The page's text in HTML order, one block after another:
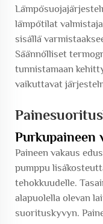
lämpötilat
sisällä
Säännölliset
tunnistamaan
vaikuttavat
Purkupaineen
Paineen vakaus
pumppu
tehokkuudelle.
alapuolella olevan
suorituskyvyn.